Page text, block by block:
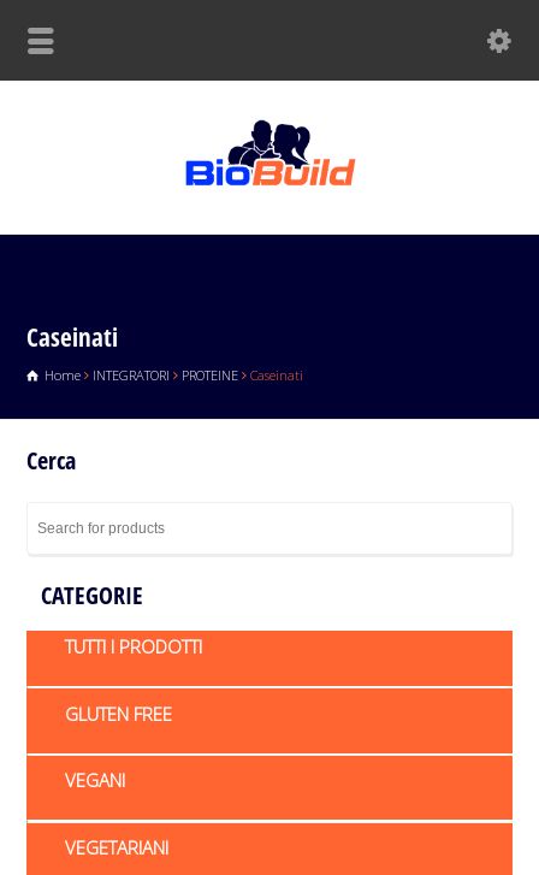
Caseinati
Home INTEGRATORI PROTEINE Caseinati
Cerca
CATEGORIE
TUTTI I PRODOTTI
GLUTEN FREE
VEGANI
VEGETARIANI